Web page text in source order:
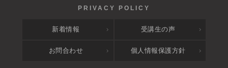
新着情報 受講生の声
お問合わせ 個人情報保護方針